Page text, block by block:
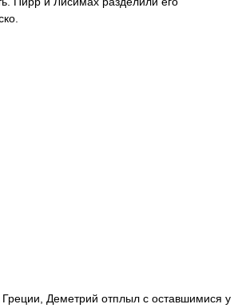
Деметрий отплыл с оставшимися у